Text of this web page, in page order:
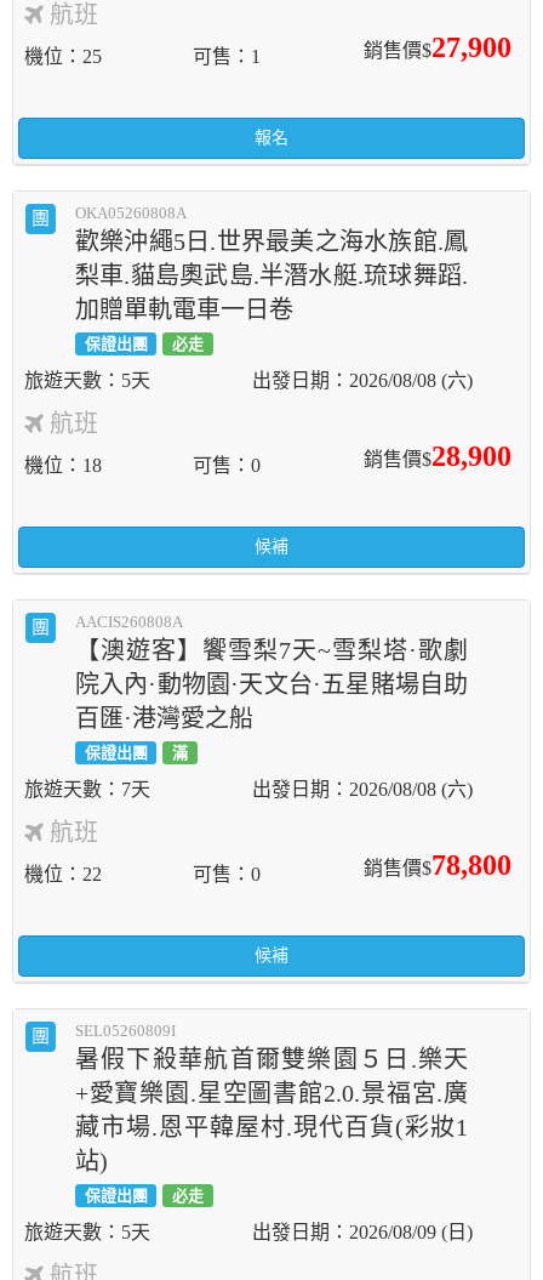
航班
銷售價$27,900
機位 25 可售 1
報名
團 OKA05260808A
歡樂沖繩5日.世界最美之海水族館.鳳
梨車.貓島奧武島.半潛水艇.琉球舞蹈.
加贈單軌電車一日卷
保證出團 必走
5天 2026/08/08 (六)
航班
銷售價$28,900
機位 18 可售 0
候補
團 AACIS260808A
【澳遊客】饗雪梨7天~雪梨塔·歌劇
院入內·動物園·天文台·五星賭場自助
百匯·港灣愛之船
保證出團 滿
7天 2026/08/08 (六)
航班
銷售價$78,800
機位 22 可售 0
候補
團 SEL05260809I
暑假下殺華航首爾雙樂園５日.樂天
+愛寶樂園.星空圖書館2.0.景福宮.廣
藏市場.恩平韓屋村.現代百貨(彩妝1
站)
保證出團 必走
5天 2026/08/09 (日)